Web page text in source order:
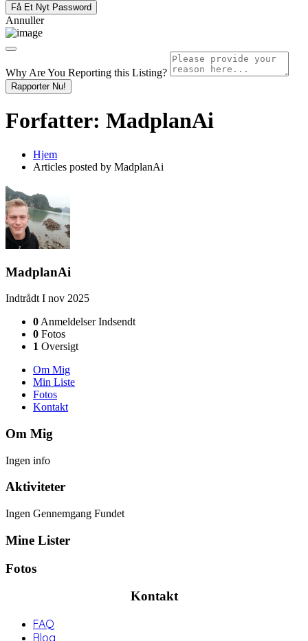
Annuller
Why Are You Reporting this Listing?
Rapporter Nu!
Forfatter: MadplanAi
Hjem
Articles posted by MadplanAi
MadplanAi
Indtrådt I nov 2025
0 Anmeldelser Indsendt
0 Fotos
1 Oversigt
Om Mig
Min Liste
Fotos
Kontakt
Om Mig
Ingen info
Aktiviteter
Ingen Gennemgang Fundet
Mine Lister
Fotos
Kontakt
FAQ
Blog